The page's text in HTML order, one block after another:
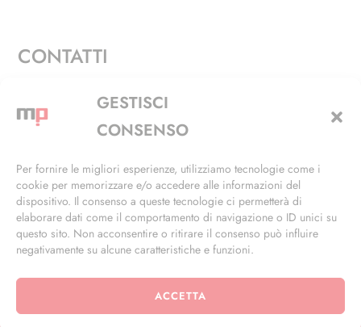
GESTISCI
CONSENSO
Per fornire le migliori esperienze, utilizziamo tecnologie come i
cookie per memorizzare e/o accedere alle informazioni del
dispositivo. Il consenso a queste tecnologie ci permetterà di
elaborare dati come il comportamento di navigazione o ID unici su
questo sito. Non acconsentire o ritirare il consenso può influire
negativamente su alcune caratteristiche e funzioni.
ACCETTA
CONTATTI
Via Alfieri, 27 - Trezzano Sul Naviglio (MI)
+39 02 4846 3155
info@masterphil.it